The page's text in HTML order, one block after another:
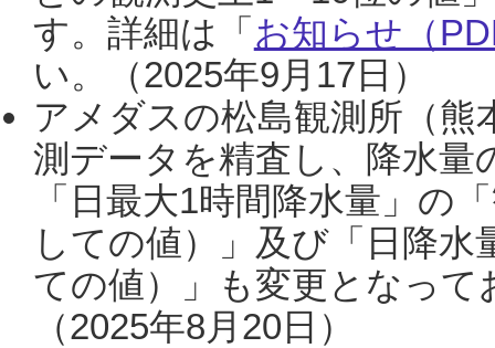
す。詳細は「 お知らせ（
い。（2025年9月17日）
アメダスの松島観測所（熊
測データを精査し、降水
「日最大1時間降水量」の
しての値）」及び「日降
ての値）」も変更となっ
（2025年8月20日）